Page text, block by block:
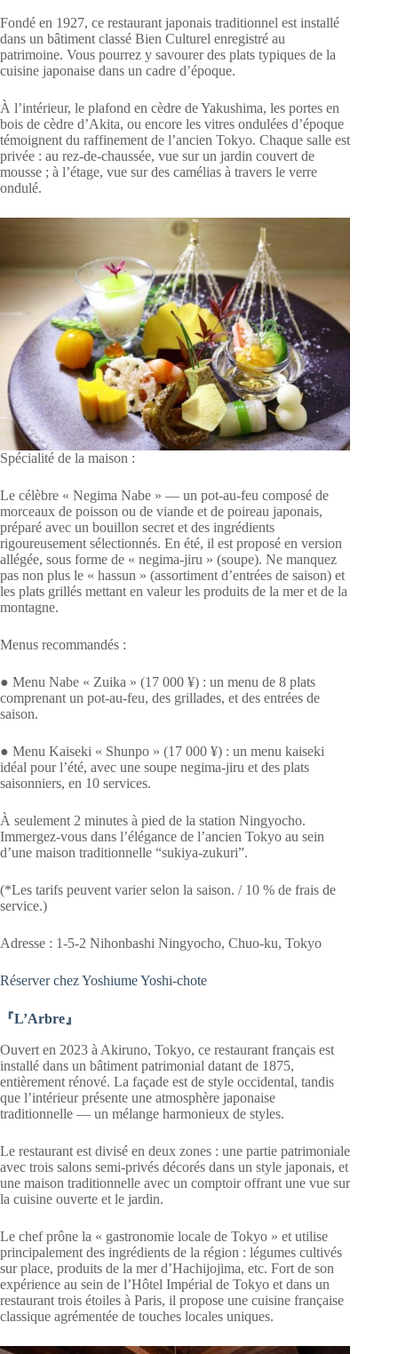
Fondé en 1927, ce restaurant japonais traditionnel est installé
dans un bâtiment classé Bien Culturel enregistré au
patrimoine. Vous pourrez y savourer des plats typiques de la
cuisine japonaise dans un cadre d’époque.
À l’intérieur, le plafond en cèdre de Yakushima, les portes en
bois de cèdre d’Akita, ou encore les vitres ondulées d’époque
témoignent du raffinement de l’ancien Tokyo. Chaque salle est
privée : au rez-de-chaussée, vue sur un jardin couvert de
mousse ; à l’étage, vue sur des camélias à travers le verre
ondulé.
Spécialité de la maison :
Le célèbre « Negima Nabe » — un pot-au-feu composé de
morceaux de poisson ou de viande et de poireau japonais,
préparé avec un bouillon secret et des ingrédients
rigoureusement sélectionnés. En été, il est proposé en version
allégée, sous forme de « negima-jiru » (soupe). Ne manquez
pas non plus le « hassun » (assortiment d’entrées de saison) et
les plats grillés mettant en valeur les produits de la mer et de la
montagne.
Menus recommandés :
● Menu Nabe « Zuika » (17 000 ¥) : un menu de 8 plats
comprenant un pot-au-feu, des grillades, et des entrées de
saison.
● Menu Kaiseki « Shunpo » (17 000 ¥) : un menu kaiseki
idéal pour l’été, avec une soupe negima-jiru et des plats
saisonniers, en 10 services.
À seulement 2 minutes à pied de la station Ningyocho.
Immergez-vous dans l’élégance de l’ancien Tokyo au sein
d’une maison traditionnelle “sukiya-zukuri”.
(*Les tarifs peuvent varier selon la saison. / 10 % de frais de
service.)
Adresse : 1-5-2 Nihonbashi Ningyocho, Chuo-ku, Tokyo
Réserver chez Yoshiume Yoshi-chote
『L’Arbre』
Ouvert en 2023 à Akiruno, Tokyo, ce restaurant français est
installé dans un bâtiment patrimonial datant de 1875,
entièrement rénové. La façade est de style occidental, tandis
que l’intérieur présente une atmosphère japonaise
traditionnelle — un mélange harmonieux de styles.
Le restaurant est divisé en deux zones : une partie patrimoniale
avec trois salons semi-privés décorés dans un style japonais, et
une maison traditionnelle avec un comptoir offrant une vue sur
la cuisine ouverte et le jardin.
Le chef prône la « gastronomie locale de Tokyo » et utilise
principalement des ingrédients de la région : légumes cultivés
sur place, produits de la mer d’Hachijojima, etc. Fort de son
expérience au sein de l’Hôtel Impérial de Tokyo et dans un
restaurant trois étoiles à Paris, il propose une cuisine française
classique agrémentée de touches locales uniques.